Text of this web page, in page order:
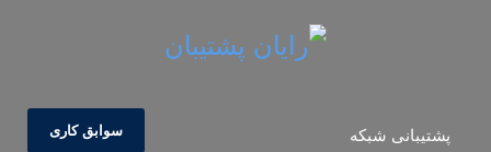
پشتیبانی شبکه
سوابق کاری